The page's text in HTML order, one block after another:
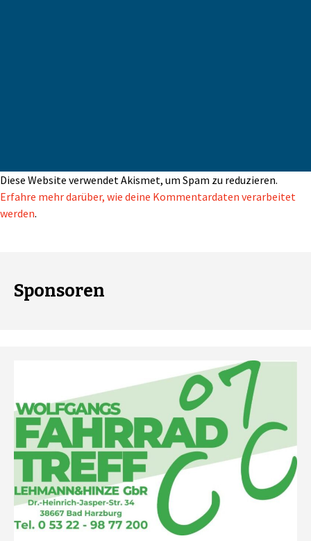
Diese Website verwendet Akismet, um Spam zu reduzieren.
Erfahre mehr darüber, wie deine Kommentardaten verarbeitet
werden.
Sponsoren